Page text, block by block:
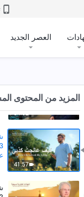
العصر الجديد
المزيد من المحتوى
54:02
41:57